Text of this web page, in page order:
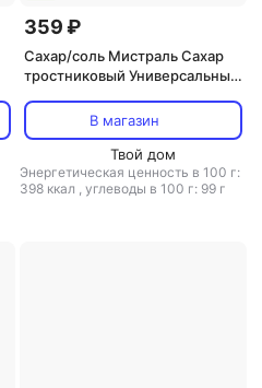
359 ₽
Сахар/соль Мистраль Сахар
тростниковый Универсальный
В магазин
Твой дом
Энергетическая ценность в 100 г:
398 ккал , углеводы в 100 г: 99 г